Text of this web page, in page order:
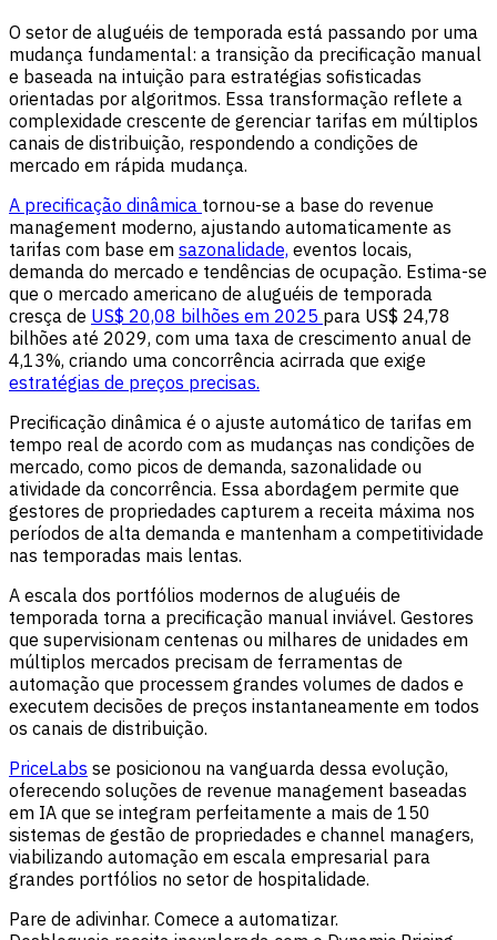
O setor de aluguéis de temporada está passando por uma
mudança fundamental: a transição da precificação manual
e baseada na intuição para estratégias sofisticadas
orientadas por algoritmos. Essa transformação reflete a
complexidade crescente de gerenciar tarifas em múltiplos
canais de distribuição, respondendo a condições de
mercado em rápida mudança.
A precificação dinâmica tornou-se a base do revenue
management moderno, ajustando automaticamente as
tarifas com base em sazonalidade, eventos locais,
demanda do mercado e tendências de ocupação. Estima-se
que o mercado americano de aluguéis de temporada
cresça de US$ 20,08 bilhões em 2025 para US$ 24,78
bilhões até 2029, com uma taxa de crescimento anual de
4,13%, criando uma concorrência acirrada que exige
estratégias de preços precisas.
Precificação dinâmica é o ajuste automático de tarifas em
tempo real de acordo com as mudanças nas condições de
mercado, como picos de demanda, sazonalidade ou
atividade da concorrência. Essa abordagem permite que
gestores de propriedades capturem a receita máxima nos
períodos de alta demanda e mantenham a competitividade
nas temporadas mais lentas.
A escala dos portfólios modernos de aluguéis de
temporada torna a precificação manual inviável. Gestores
que supervisionam centenas ou milhares de unidades em
múltiplos mercados precisam de ferramentas de
automação que processem grandes volumes de dados e
executem decisões de preços instantaneamente em todos
os canais de distribuição.
PriceLabs se posicionou na vanguarda dessa evolução,
oferecendo soluções de revenue management baseadas
em IA que se integram perfeitamente a mais de 150
sistemas de gestão de propriedades e channel managers,
viabilizando automação em escala empresarial para
grandes portfólios no setor de hospitalidade.
Pare de adivinhar. Comece a automatizar.